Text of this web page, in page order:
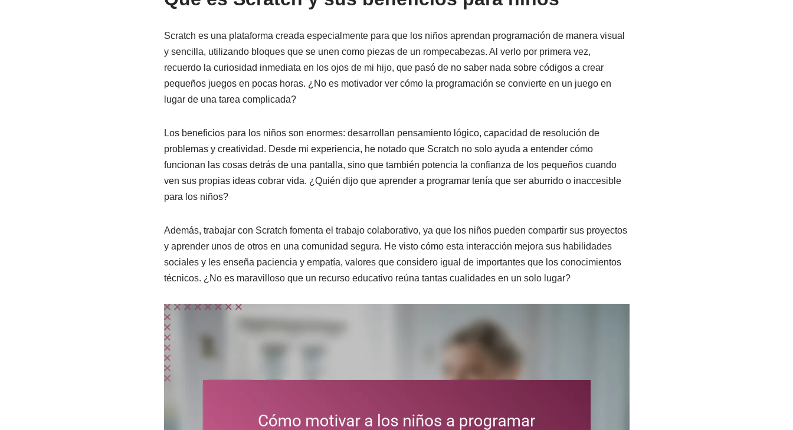
Scratch es una plataforma creada especialmente para que los niños aprendan programación de manera visual
y sencilla, utilizando bloques que se unen como piezas de un rompecabezas. Al verlo por primera vez,
recuerdo la curiosidad inmediata en los ojos de mi hijo, que pasó de no saber nada sobre códigos a crear
pequeños juegos en pocas horas. ¿No es motivador ver cómo la programación se convierte en un juego en
lugar de una tarea complicada?
Los beneficios para los niños son enormes: desarrollan pensamiento lógico, capacidad de resolución de
problemas y creatividad. Desde mi experiencia, he notado que Scratch no solo ayuda a entender cómo
funcionan las cosas detrás de una pantalla, sino que también potencia la confianza de los pequeños cuando
ven sus propias ideas cobrar vida. ¿Quién dijo que aprender a programar tenía que ser aburrido o inaccesible
para los niños?
Además, trabajar con Scratch fomenta el trabajo colaborativo, ya que los niños pueden compartir sus proyectos
y aprender unos de otros en una comunidad segura. He visto cómo esta interacción mejora sus habilidades
sociales y les enseña paciencia y empatía, valores que considero igual de importantes que los conocimientos
técnicos. ¿No es maravilloso que un recurso educativo reúna tantas cualidades en un solo lugar?